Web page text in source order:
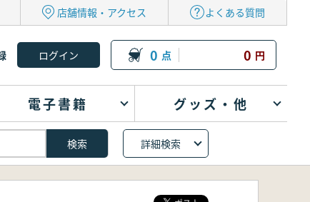
店舗情報・アクセス よくある質問
0 点 0 円
電子書籍 グッズ・他
詳細検索